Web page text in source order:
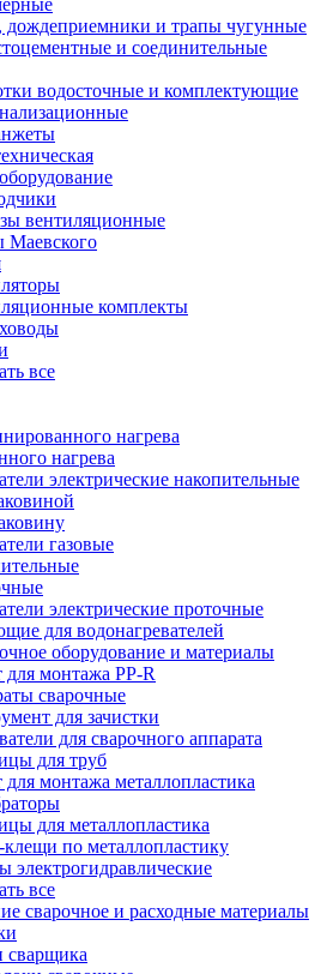
и трапы чугунные
и соединительные
водосточные и комплектующие
вентиляционные
Маевского
комплекты
все
нагрева
нагрева
электрические накопительные
газовые
электрические проточные
для водонагревателей
оборудование и материалы
монтажа PP-R
сварочные
для зачистки
для сварочного аппарата
для труб
монтажа металлопластика
для металлопластика
клещи по металлопластику
электрогидравлические
все
сварочное и расходные материалы
сварщика